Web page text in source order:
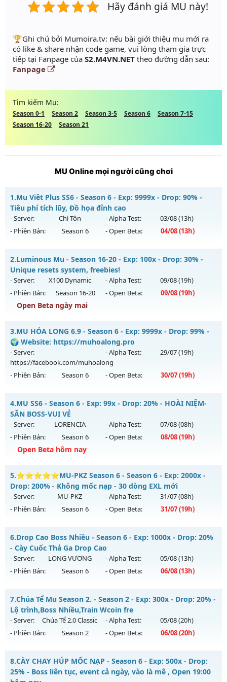
Hãy đánh giá MU này!
️🏆Ghi chú bởi Mumoira.tv: nếu bài giới thiệu mu mới ra
có like & share nhận code game, vui lòng tham gia trực
tiếp tại Fanpage của S2.M4VN.NET theo đường dẫn sau:
Fanpage
Tìm kiếm Mu:
Season 0-1 Season 2 Season 3-5 Season 6
Season 7-15
Season 16-20
Season 21
MU Online mọi người cũng chơi
1.Mu Viêt Plus SS6 - Season 6 - Exp: 9999x - Drop: 90% -
Tiêu phí tích lũy, Đồ họa đỉnh cao
- Server: Chí Tôn - Alpha Test: 03/08(13h)
- Phiên Bản:
Season 6 - Open Beta: 04/08(13h)
Mu Viêt Plus SS6 - Tiêu phí tích lũy, Đồ họa đỉnh cao
Mu mới ra tháng 08 2026 - Mở máy chủ
ngày 04/08/2626
Exp: 9999x - Drop: 90%
Kiểu reset: Reset In Game
Thể loại: Mu Bán Đồ Full Trong Shop
Antihack: Phoenix 2026
2.Luminous Mu - Season 16-20 - Exp: 100x - Drop: 30% -
Unique resets system, freebies!
- Server: X100 Dynamic - Alpha Test: 09/08(19h)
- Phiên Bản:
Season 16-20 - Open Beta: 09/08(19h)
Open Beta ngày mai
Luminous Mu - Unique resets system, freebies!
Mu mới ra tháng 08 2026 - Mở máy chủ
19h ngày 09/08/2626
Exp: 100x - Drop: 30%
Antihack: Yes
3.MU HỎA LONG 6.9 - Season 6 - Exp: 9999x - Drop: 99% -
🌍 Website: https://muhoalong.pro
- Server:
https://facebook.com/muhoalong
- Alpha Test: 29/07(19h)
- Phiên Bản: Season 6 - Open Beta: 30/07(19h)
MU HỎA LONG 6.9 - 🌍 Website: https://muhoalong.pro
Mu mới ra tháng 07 2026 - Mở máy chủ
https://facebook.com/muhoalongvào 19h ngày
30/07/2626
Exp: 9999x - Drop: 99%
Thể loại: Mu Nguyên bản Webzen
Antihack: Xshiel
4.MU SS6 - Season 6 - Exp: 99x - Drop: 20% - HOÀI NIỆM-
SĂN BOSS-VUI VẺ
- Server: LORENCIA - Alpha Test: 07/08(08h)
- Phiên Bản:
Season 6 - Open Beta: 08/08(19h)
Open Beta hôm nay
MU SS6 - HOÀI NIỆM-SĂN BOSS-VUI VẺ
Mu mới ra tháng 08 2026 - Mở máy chủ LORENCIA
ngày 08/08/2626
Exp: 99x - Drop: 20%
Thể loại: Mu Nguyên bản Webzen
Antihack: OK
5.⭐⭐⭐⭐⭐MU-PKZ Season 6 - Season 6 - Exp: 2000x -
Drop: 200% - Không mốc nạp - 30 dòng EXL mới
- Server: MU-PKZ - Alpha Test: 31/07(08h)
- Phiên Bản:
Season 6 - Open Beta: 31/07(19h)
⭐⭐⭐⭐⭐MU-PKZ Season 6 - Không mốc nạp - 30 dòng
EXL mới
Mu mới ra tháng 07 2026 - Mở máy chủ
MU-PKZvào 19h
ngày 31/07/2626
Kiểu reset: Reset In Game
Thể loại: Mu Nguyên bản Webzen
Antihack: SuperAnti
6.Drop Cao Boss Nhiều - Season 6 - Exp: 1000x - Drop: 20%
- Cày Cuốc Thả Ga Drop Cao
- Server: LONG VƯƠNG - Alpha Test: 05/08(13h)
- Phiên Bản:
Season 6 - Open Beta: 06/08(13h)
Drop Cao Boss Nhiều - Cày Cuốc Thả Ga Drop Cao
Mu mới ra tháng 08 2026 - Mở máy chủ
13h ngày 06/08/2626
Exp: 1000x - Drop: 20%
Thể loại: Mu Nguyên bản Webzen
7.Chúa Tể Mu Season 2. - Season 2 - Exp: 300x - Drop: 20% -
Lộ trình,Boss Nhiều,Train Wcoin fre
- Server: Chúa Tể 2.0 Classic - Alpha Test: 05/08(20h)
- Phiên Bản:
Season 2 - Open Beta: 06/08(20h)
Chúa Tể Mu Season 2. - Lộ trình,Boss Nhiều,Train Wcoin fre
Mu mới ra tháng 08 2026 - Mở máy chủChúa Tể 2.0 Classic
8.CÀY CHAY HÚP MỐC NẠP - Season 6 - Exp: 500x - Drop:
25% - Boss liên tục, event cả ngày, vào là mê , Open 19:00